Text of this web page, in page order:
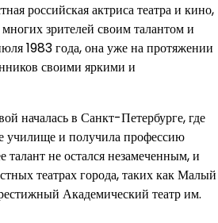
российская актриса театра и кино,
многих зрителей своим талантом и
1983 года, она уже на протяжении
своими яркими и
началась в Санкт-Петербурге, где
училище и получила профессию
не остался незамеченным, и
театрах города, таких как Малый
Академический театр им.